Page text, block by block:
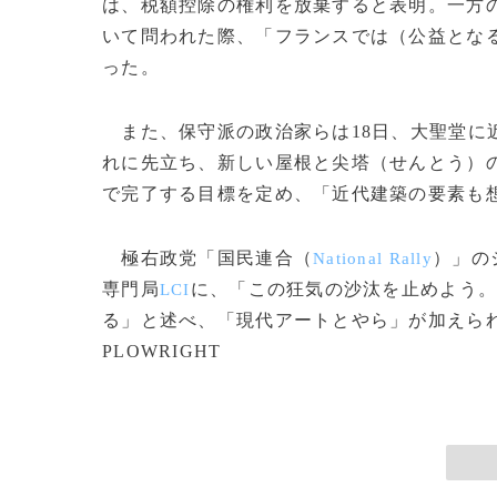
は、税額控除の権利を放棄すると表明。一
いて問われた際、「フランスでは（公益と
った。
また、保守派の政治家らは18日、大聖堂に
れに先立ち、新しい屋根と尖塔（せんとう
で完了する目標を定め、「近代建築の要素も
極右政党「国民連合（National Rally）」の
専門局LCIに、「この狂気の沙汰を止めよう
る」と述べ、「現代アートとやら」が加え
PLOWRIGHT